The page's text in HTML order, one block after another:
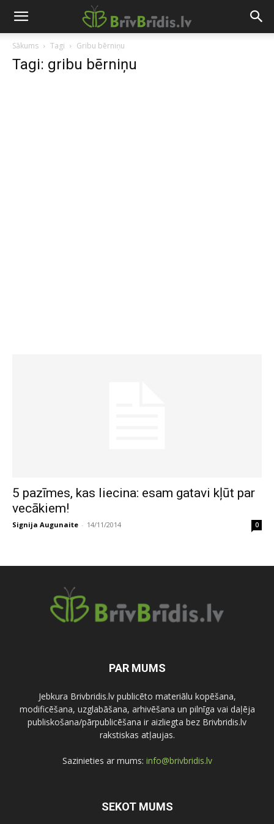
Sākums Tagi Gribu bērniņu
Tagi: gribu bērniņu
5 pazīmes, kas liecina: esam gatavi kļūt par
vecākiem!
Signija Augunaite - 14/11/2014 0
PAR MUMS
Jebkura Brivbridis.lv publicēto materiālu kopēšana,
modificēšana, uzglabāšana, arhivēšana un pilnīga vai daļēja
publiskošana/pārpublicēšana ir aizliegta bez Brivbridis.lv
rakstiskas atļaujas.
Sazinieties ar mums: info@brivbridis.lv
SEKOT MUMS